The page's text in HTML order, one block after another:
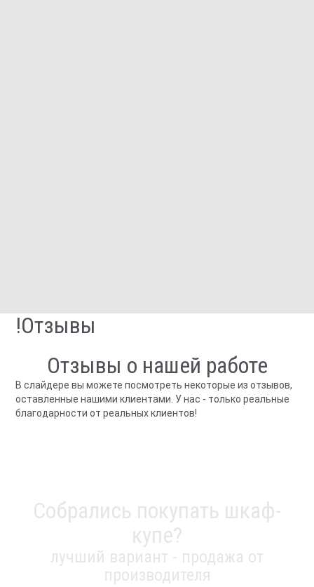
!Отзывы
Отзывы о нашей работе
В слайдере вы можете посмотреть некоторые из отзывов,
оставленные нашими клиентами. У нас - только реальные
благодарности от реальных клиентов!
Собрались покупать шкаф-
купе?
лучший вариант - продажа от
производителя